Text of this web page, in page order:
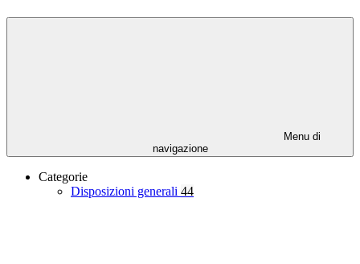
Menu di
navigazione
Categorie
Disposizioni generali 44